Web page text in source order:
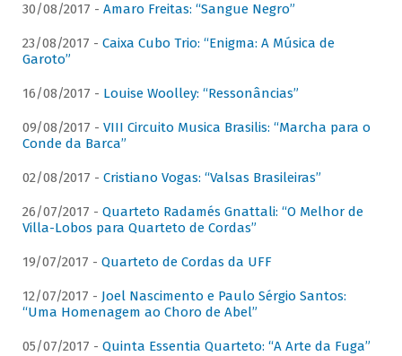
30/08/2017 - Amaro Freitas: “Sangue Negro”
23/08/2017 - Caixa Cubo Trio: “Enigma: A Música de
Garoto”
16/08/2017 - Louise Woolley: “Ressonâncias”
09/08/2017 - VIII Circuito Musica Brasilis: “Marcha para o
Conde da Barca”
02/08/2017 - Cristiano Vogas: “Valsas Brasileiras”
26/07/2017 - Quarteto Radamés Gnattali: “O Melhor de
Villa-Lobos para Quarteto de Cordas”
19/07/2017 - Quarteto de Cordas da UFF
12/07/2017 - Joel Nascimento e Paulo Sérgio Santos:
“Uma Homenagem ao Choro de Abel”
05/07/2017 - Quinta Essentia Quarteto: “A Arte da Fuga”